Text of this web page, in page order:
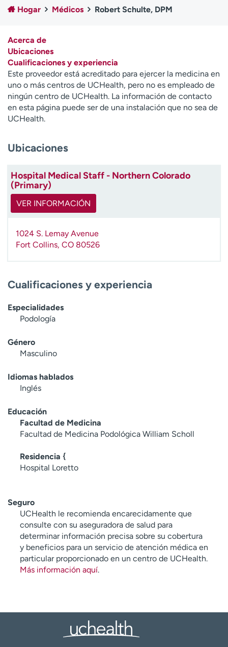
Atención a medios de
comunicación
Contáctenos Noticias e historias
A
y
ú
d
m
e
n
o
Hogar Médicos Robert Schulte, DPM
Acerca de
Ubicaciones
Cualificaciones y experiencia
Este proveedor está acreditado para ejercer la medicina en
uno o más centros de UCHealth, pero no es empleado de
ningún centro de UCHealth. La información de contacto
en esta página puede ser de una instalación que no sea de
UCHealth.
Ubicaciones
Hospital Medical Staff - Northern Colorado
(Primary)
VER INFORMACIÓN
1024 S. Lemay Avenue
Fort Collins, CO 80526
Cualificaciones y experiencia
Especialidades
Podología
Género
Masculino
Idiomas hablados
Inglés
Educación
Facultad de Medicina
Facultad de Medicina Podológica William Scholl
Residencia {
Hospital Loretto
Seguro
UCHealth le recomienda encarecidamente que
consulte con su aseguradora de salud para
determinar información precisa sobre su cobertura
y beneficios para un servicio de atención médica en
particular proporcionado en un centro de UCHealth.
Más información aquí.